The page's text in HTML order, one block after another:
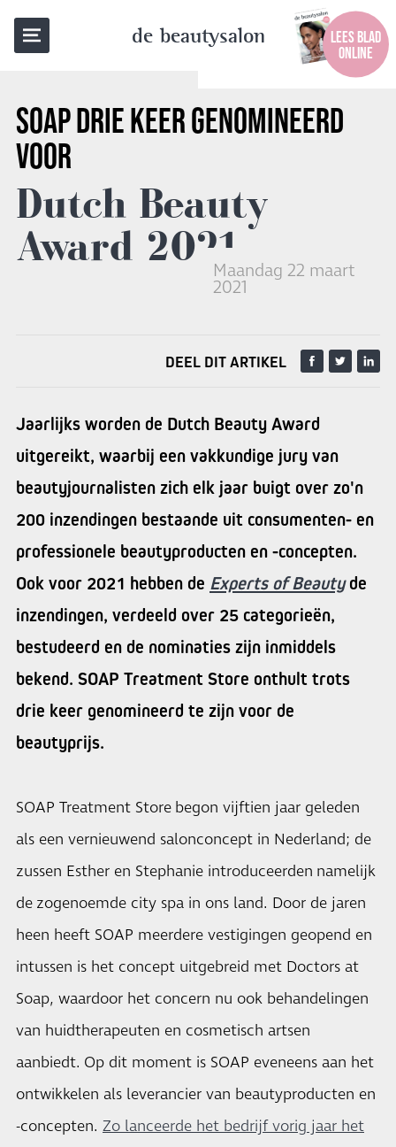
de beautysalon
LEES BLAD
ONLINE
SOAPDRIE KEER GENOMINEERD
VOOR
Dutch Beauty
Award 2021
Maandag 22 maart
2021
TERUG NAAR OVERZICHT
DEEL DIT ARTIKEL
Jaarlijks worden de Dutch Beauty Award
uitgereikt, waarbij een vakkundige jury van
beautyjournalisten zich elk jaar buigt over zo'n
200 inzendingen bestaande uit consumenten- en
professionele beautyproducten en -concepten.
Ook voor 2021 hebben de Experts of Beautyde
inzendingen, verdeeld over 25 categorieën,
bestudeerd en de nominaties zijn inmiddels
bekend. SOAP Treatment Store onthult trots
drie keer genomineerd te zijn voor de
beautyprijs.
SOAP Treatment Store begon vijftien jaar geleden
als een vernieuwend salonconcept in Nederland; de
zussen Esther en Stephanie introduceerden namelijk
de zogenoemde city spa in ons land. Door de jaren
heen heeft SOAP meerdere vestigingen geopend en
intussen is het concept uitgebreid met Doctors at
Soap, waardoor het concern nu ook behandelingen
van huidtherapeuten en cosmetisch artsen
aanbiedt. Op dit moment is SOAP eveneens aan het
ontwikkelen als leverancier van beautyproducten en
-concepten. Zo lanceerde het bedrijf vorig jaar het